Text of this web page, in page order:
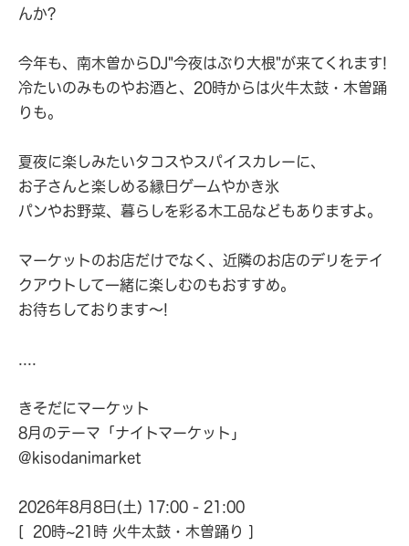
んか?
今年も、南木曽からDJ"今夜はぶり大根"が来てくれます!
冷たいのみものやお酒と、20時からは火牛太鼓・木曽踊
りも。
夏夜に楽しみたいタコスやスパイスカレーに、
お子さんと楽しめる縁日ゲームやかき氷
パンやお野菜、暮らしを彩る木工品などもありますよ。
マーケットのお店だけでなく、近隣のお店のデリをテイ
クアウトして一緒に楽しむのもおすすめ。
お待ちしております〜!
....
きそだにマーケット
8月のテーマ「ナイトマーケット」
@kisodanimarket
2026年8月8日(土) 17:00 - 21:00
[ 20時~21時 火牛太鼓・木曽踊り ]